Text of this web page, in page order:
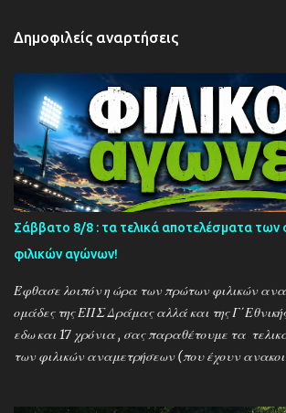
Δημοφιλείς αναρτήσεις
Σάββατο 8/8 : τα τελικά αποτελέσματα των
φιλικών αγώνων!
Έφθασε λοιπόν η ώρα των πρώτων φιλικών
ομάδες της ΕΠΣ Δράμας αλλά και της
εδω και 17 χρόνια , σας παραθέτουμε τα
των φιλικών αναμετρήσεων (που έχουν